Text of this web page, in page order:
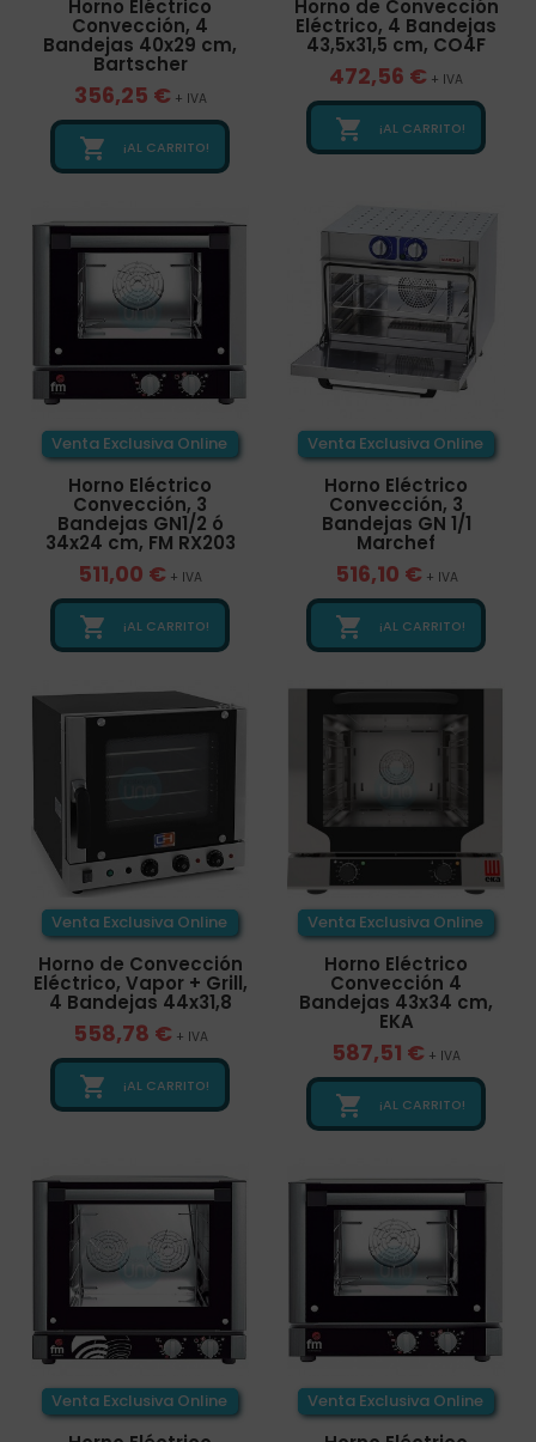
Horno Eléctrico
Convección, 4
Bandejas 40x29 cm,
Bartscher
356,25 € + IVA
 ¡AL CARRITO!
Horno de Convección
Eléctrico, 4 Bandejas
43,5x31,5 cm, CO4F
472,56 € + IVA
 ¡AL CARRITO!
Venta Exclusiva Online
Horno Eléctrico
Convección, 3
Bandejas GN1/2 ó
34x24 cm, FM RX203
511,00 € + IVA
 ¡AL CARRITO!
Venta Exclusiva Online
Horno Eléctrico
Convección, 3
Bandejas GN 1/1
Marchef
516,10 € + IVA
 ¡AL CARRITO!
Venta Exclusiva Online
Horno de Convección
Eléctrico, Vapor + Grill,
4 Bandejas 44x31,8
558,78 € + IVA
 ¡AL CARRITO!
Venta Exclusiva Online
Horno Eléctrico
Convección 4
Bandejas 43x34 cm,
EKA
587,51 € + IVA
 ¡AL CARRITO!
Venta Exclusiva Online Venta Exclusiva Online